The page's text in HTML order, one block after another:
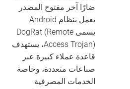
ضارًا آخر مفتوح المصدر
يعمل بنظام Android
يسمى DogRat (Remote
Access Trojan)، يستهدف
قاعدة عملاء كبيرة عبر
صناعات متعددة، وخاصة
الخدمات المصرفية